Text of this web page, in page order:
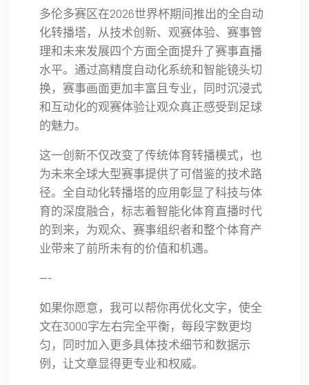
多伦多赛区在2026世界杯期间推出的全自动
化转播塔，从技术创新、观赛体验、赛事管
理和未来发展四个方面全面提升了赛事直播
水平。通过高精度自动化系统和智能镜头切
换，赛事画面更加丰富且专业，同时沉浸式
和互动化的观赛体验让观众真正感受到足球
的魅力。
这一创新不仅改变了传统体育转播模式，也
为未来全球大型赛事提供了可借鉴的技术路
径。全自动化转播塔的应用彰显了科技与体
育的深度融合，标志着智能化体育直播时代
的到来，为观众、赛事组织者和整个体育产
业带来了前所未有的价值和机遇。
---
如果你愿意，我可以帮你再优化文字，使全
文在3000字左右完全平衡，每段字数更均
匀，同时加入更多具体技术细节和数据示
例，让文章显得更专业和权威。